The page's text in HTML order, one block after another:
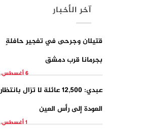
آخر الأخبار
قتيلان وجرحى في تفجيرِ حافلةٍ
بجرمانا قرب دمشق
6 أغسطس، 2026
عبدي: 12,500 عائلة لا تزال بانتظار
العودة إلى رأس العين
1 أغسطس، 2026